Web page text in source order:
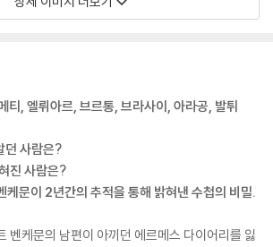
티, 엘뤼아르, 브르통, 브라사이, 아라공, 발튀
던 사람은?
진 사람은?
케문이 2년간의 추적을 통해 밝혀낸 수첩의 비밀.
벤케문의 남편이 아끼던 에르메스 다이어리를 잃